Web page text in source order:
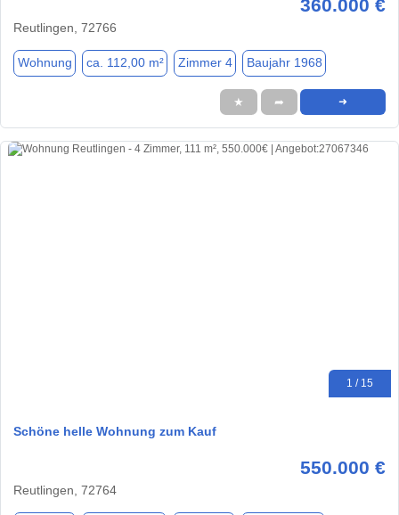
360.000 €
Reutlingen, 72766
Wohnung ca. 112,00 m² Zimmer 4 Baujahr 1968
★ ➦ ➜
1 / 15
Schöne helle Wohnung zum Kauf
550.000 €
Reutlingen, 72764